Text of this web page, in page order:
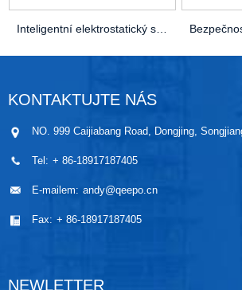
KONTAKTUJTE NÁS
NO. 999 Caijiabang Road, Dongjing,
Tel: + 86-18917187405
E-mailem: andy@qeepo.cn
Fax: + 86-18917187405
NEWLETTER